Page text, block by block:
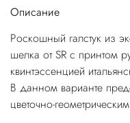
Описание
Роскошный галстук из
шелка от SR с принтом
квинтэссенцией
В данном варианте
цветочно-